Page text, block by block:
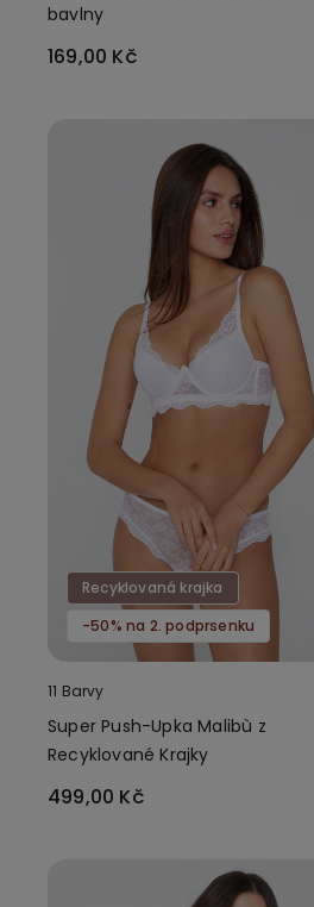
bavlny
169,00 Kč
Recyklovaná krajka
-50% na 2. podprsenku
11 Barvy
Super Push-Upka Malibù z
Recyklované Krajky
499,00 Kč